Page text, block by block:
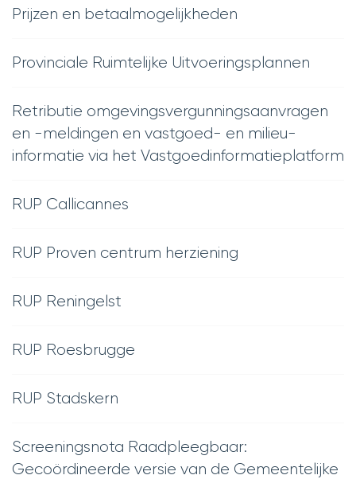
Prijzen en betaalmogelijkheden
Provinciale Ruimtelijke Uitvoeringsplannen
Retributie omgevingsvergunningsaanvragen
en -meldingen en vastgoed- en milieu-
informatie via het Vastgoedinformatieplatform
RUP Callicannes
RUP Proven centrum herziening
RUP Reningelst
RUP Roesbrugge
RUP Stadskern
Screeningsnota Raadpleegbaar:
Gecoördineerde versie van de Gemeentelijke